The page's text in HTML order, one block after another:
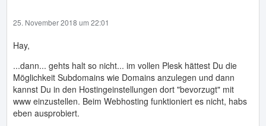
25. November 2018 um 22:01
Hay,
...dann... gehts halt so nicht... im vollen Plesk hättest Du die
Möglichkeit Subdomains wie Domains anzulegen und dann
kannst Du in den Hostingeinstellungen dort "bevorzugt" mit
www einzustellen. Beim Webhosting funktioniert es nicht, habs
eben ausprobiert.